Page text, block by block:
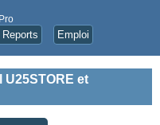
Emploi
U25STORE et